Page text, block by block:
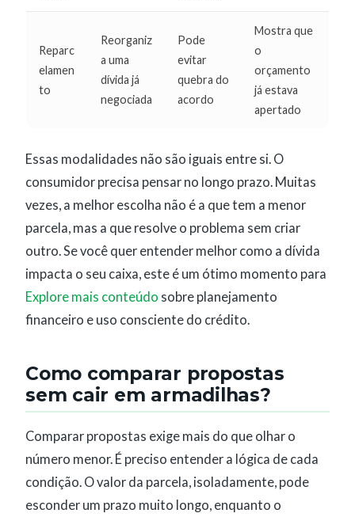
Reparc
elamen
to
Reorganiz
a uma
dívida já
negociada
Pode
evitar
quebra do
acordo
Mostra que
o
orçamento
já estava
apertado
Essas modalidades não são iguais entre si. O
consumidor precisa pensar no longo prazo. Muitas
vezes, a melhor escolha não é a que tem a menor
parcela, mas a que resolve o problema sem criar
outro. Se você quer entender melhor como a dívida
impacta o seu caixa, este é um ótimo momento para
Explore mais conteúdo sobre planejamento
financeiro e uso consciente do crédito.
Como comparar propostas
sem cair em armadilhas?
Comparar propostas exige mais do que olhar o
número menor. É preciso entender a lógica de cada
condição. O valor da parcela, isoladamente, pode
esconder um prazo muito longo, enquanto o